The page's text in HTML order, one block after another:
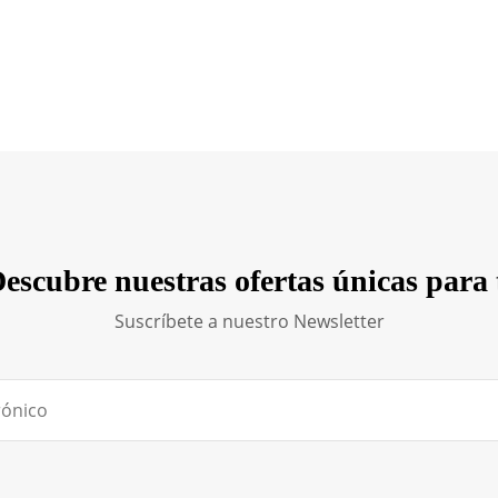
nuestras ofertas únicas para
Suscríbete a nuestro Newsletter